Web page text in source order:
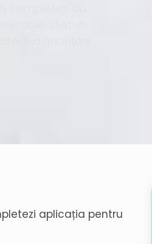
completezi cu
sfaturi
aplicația pentru